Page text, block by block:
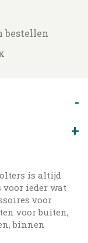
bestellen
is altijd
ieder wat
voor
voor buiten,
binnen